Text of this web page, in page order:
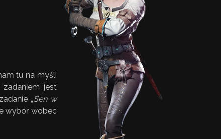
tu na myśli
jest
„Sen w
wybór wobec